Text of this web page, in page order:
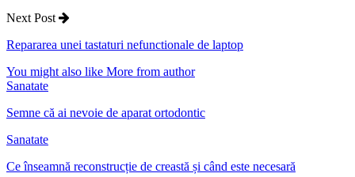
Next Post
Repararea unei tastaturi nefunctionale de laptop
You might also like More from author
Sanatate
Semne că ai nevoie de aparat ortodontic
Sanatate
Ce înseamnă reconstrucție de creastă și când este necesară